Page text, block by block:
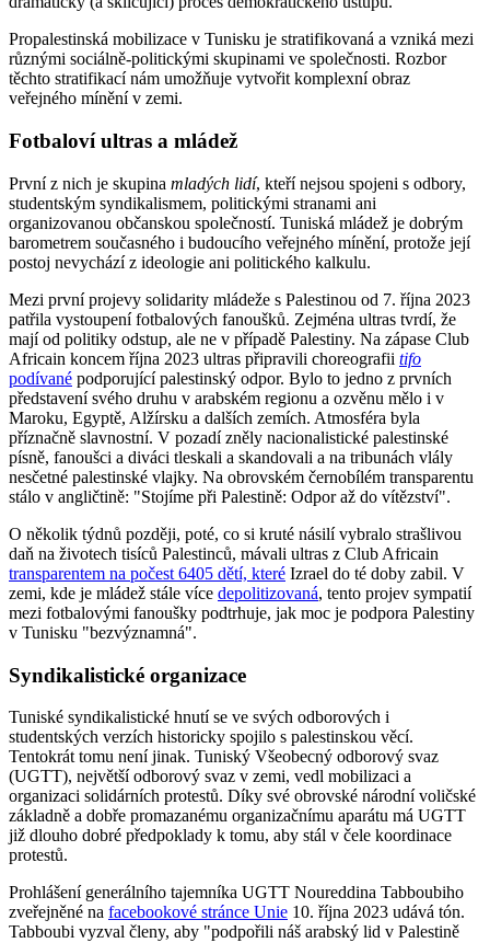
Propalestinská mobilizace v Tunisku je stratifikovaná a vzniká mezi
různými sociálně-politickými skupinami ve společnosti. Rozbor
těchto stratifikací nám umožňuje vytvořit komplexní obraz
veřejného mínění v zemi.
Fotbaloví ultras a mládež
První z nich je skupina mladých lidí, kteří nejsou spojeni s odbory,
studentským syndikalismem, politickými stranami ani
organizovanou občanskou společností. Tuniská mládež je dobrým
barometrem současného i budoucího veřejného mínění, protože její
postoj nevychází z ideologie ani politického kalkulu.
Mezi první projevy solidarity mládeže s Palestinou od 7. října 2023
patřila vystoupení fotbalových fanoušků. Zejména ultras tvrdí, že
mají od politiky odstup, ale ne v případě Palestiny. Na zápase Club
Africain koncem října 2023 ultras připravili choreografii tifo
podívané podporující palestinský odpor. Bylo to jedno z prvních
představení svého druhu v arabském regionu a ozvěnu mělo i v
Maroku, Egyptě, Alžírsku a dalších zemích. Atmosféra byla
příznačně slavnostní. V pozadí zněly nacionalistické palestinské
písně, fanoušci a diváci tleskali a skandovali a na tribunách vlály
nesčetné palestinské vlajky. Na obrovském černobílém transparentu
stálo v angličtině: "Stojíme při Palestině: Odpor až do vítězství".
O několik týdnů později, poté, co si kruté násilí vybralo strašlivou
daň na životech tisíců Palestinců, mávali ultras z Club Africain
transparentem na počest 6405 dětí, které Izrael do té doby zabil. V
zemi, kde je mládež stále více depolitizovaná, tento projev sympatií
mezi fotbalovými fanoušky podtrhuje, jak moc je podpora Palestiny
v Tunisku "bezvýznamná".
Syndikalistické organizace
Tuniské syndikalistické hnutí se ve svých odborových i
studentských verzích historicky spojilo s palestinskou věcí.
Tentokrát tomu není jinak. Tuniský Všeobecný odborový svaz
(UGTT), největší odborový svaz v zemi, vedl mobilizaci a
organizaci solidárních protestů. Díky své obrovské národní voličské
základně a dobře promazanému organizačnímu aparátu má UGTT
již dlouho dobré předpoklady k tomu, aby stál v čele koordinace
protestů.
Prohlášení generálního tajemníka UGTT Noureddina Tabboubiho
zveřejněné na facebookové stránce Unie 10. října 2023 udává tón.
Tabboubi vyzval členy, aby "podpořili náš arabský lid v Palestině